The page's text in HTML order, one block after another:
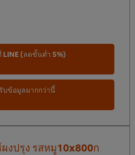
LINE (ลดขั้นต่ำ 5%)
รับข้อมูลมากกว่านี้
งปรุง รสหมู10x800ก